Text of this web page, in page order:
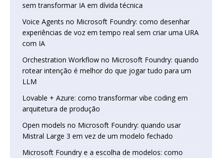
sem transformar IA em dívida técnica
Voice Agents no Microsoft Foundry: como desenhar
experiências de voz em tempo real sem criar uma URA
com IA
Orchestration Workflow no Microsoft Foundry: quando
rotear intenção é melhor do que jogar tudo para um
LLM
Lovable + Azure: como transformar vibe coding em
arquitetura de produção
Open models no Microsoft Foundry: quando usar
Mistral Large 3 em vez de um modelo fechado
Microsoft Foundry e a escolha de modelos: como